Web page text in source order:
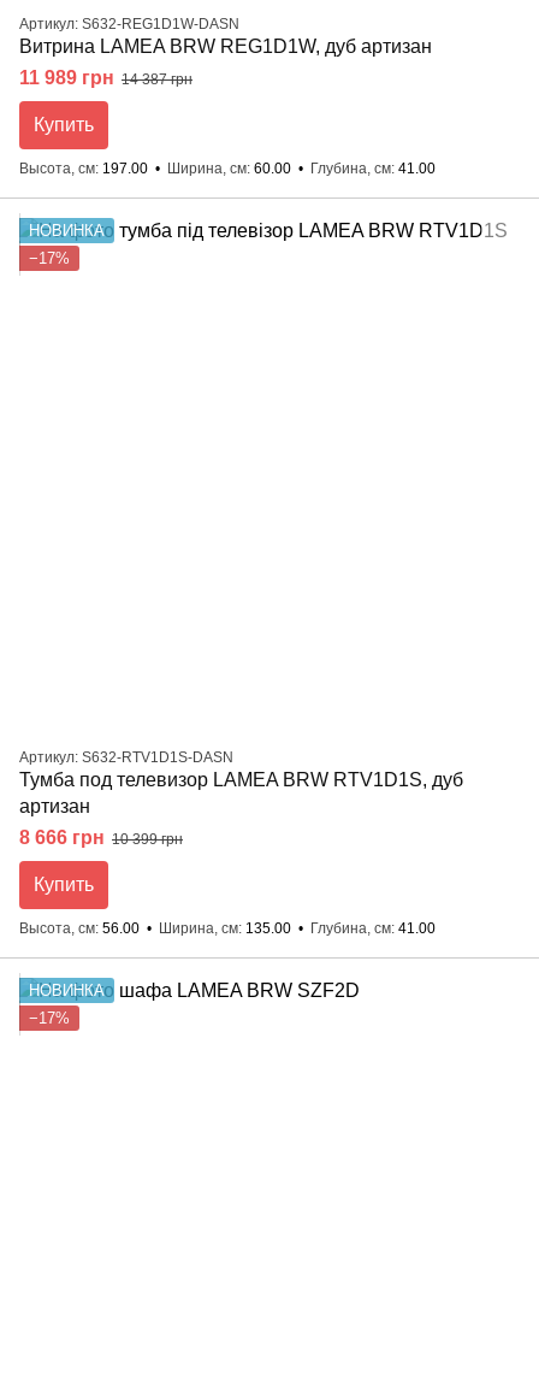
Артикул: S632-REG1D1W-DASN
Витрина LAMEA BRW REG1D1W, дуб артизан
11 989 грн 14 387 грн
Купить
Высота, см 197.00 Ширина, см 60.00 Глубина, см 41.00
НОВИНКА
−17%
Артикул: S632-RTV1D1S-DASN
Тумба под телевизор LAMEA BRW RTV1D1S, дуб
артизан
8 666 грн 10 399 грн
Купить
Высота, см 56.00 Ширина, см 135.00 Глубина, см 41.00
НОВИНКА
−17%